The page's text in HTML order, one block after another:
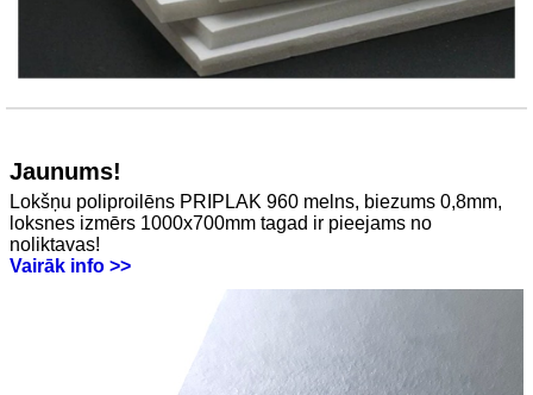
Jaunums!
Lokšņu poliproilēns PRIPLAK 960 melns, biezums 0,8mm,
loksnes izmērs 1000x700mm tagad ir pieejams no
noliktavas!
Vairāk info >>